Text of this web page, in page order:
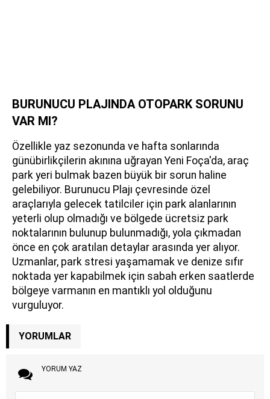
BURUNUCU PLAJINDA OTOPARK SORUNU
VAR MI?
Özellikle yaz sezonunda ve hafta sonlarında
günübirlikçilerin akınına uğrayan Yeni Foça'da, araç
park yeri bulmak bazen büyük bir sorun haline
gelebiliyor. Burunucu Plajı çevresinde özel
araçlarıyla gelecek tatilciler için park alanlarının
yeterli olup olmadığı ve bölgede ücretsiz park
noktalarının bulunup bulunmadığı, yola çıkmadan
önce en çok aratılan detaylar arasında yer alıyor.
Uzmanlar, park stresi yaşamamak ve denize sıfır
noktada yer kapabilmek için sabah erken saatlerde
bölgeye varmanın en mantıklı yol olduğunu
vurguluyor.
YORUMLAR
YORUM YAZ